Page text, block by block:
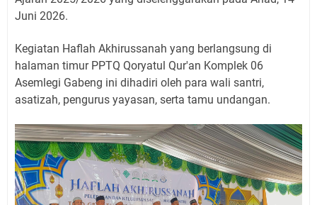
Juni 2026.
Kegiatan Haflah Akhirussanah yang berlangsung di
halaman timur PPTQ Qoryatul Qur'an Komplek 06
Asemlegi Gabeng ini dihadiri oleh para wali santri,
asatizah, pengurus yayasan, serta tamu undangan.